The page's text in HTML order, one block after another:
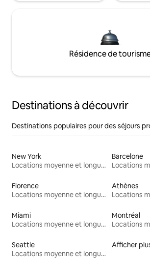
Résidence de
Destinations à découvrir
Destinations populaires pour des séjours
New York
Locations moyenne et longue durée
Barcelone
Florence
Locations moyenne et longue durée
Athènes
Miami
Locations moyenne et longue durée
Montréal
Seattle
Locations moyenne et longue durée
Afficher